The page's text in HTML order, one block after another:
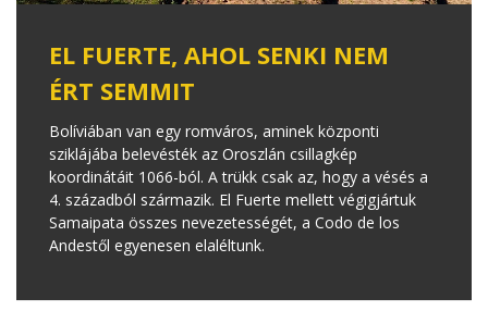
EL FUERTE, AHOL SENKI NEM
ÉRT SEMMIT
Bolíviában van egy romváros, aminek központi
sziklájába belevésték az Oroszlán csillagkép
koordinátáit 1066-ból. A trükk csak az, hogy a vésés a
4. századból származik. El Fuerte mellett végigjártuk
Samaipata összes nevezetességét, a Codo de los
Andestől egyenesen elaléltunk.